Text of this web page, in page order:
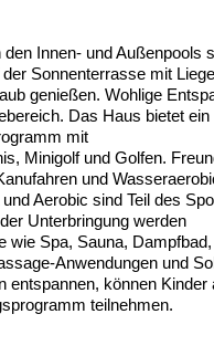
Innen- und Außenpools
Sonnenterrasse mit
genießen. Wohlige
Das Haus bietet ein
mit
Minigolf und Golfen.
und
Aerobic sind Teil des
Unterbringung werden
wie Spa, Sauna, Dampfbad,
Anwendungen und
entspannen, können Kinder
teilnehmen.